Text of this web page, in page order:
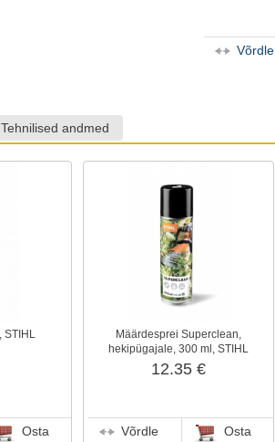
Võrdle
Tehnilised andmed
Osta
Määrdesprei Superclean,
hekipügajale, 300 ml, STIHL
12.35 €
Võrdle Osta